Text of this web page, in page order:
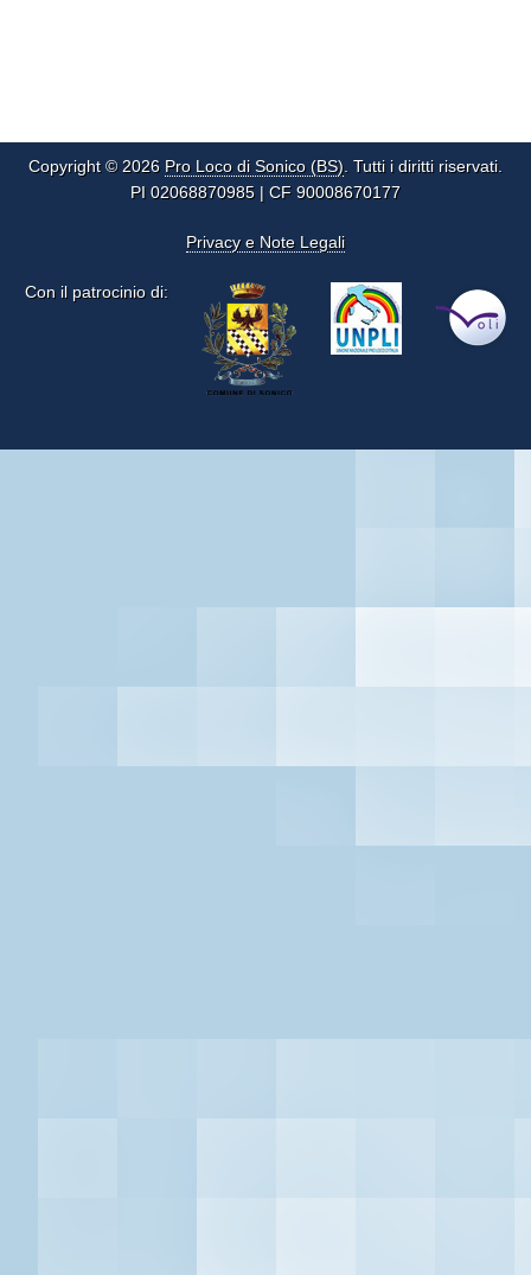
Copyright © 2026 Pro Loco di Sonico (BS). Tutti i diritti riservati.
PI 02068870985 | CF 90008670177
Privacy e Note Legali
Con il patrocinio di: